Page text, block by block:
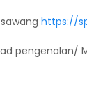
https://
pengenalan/